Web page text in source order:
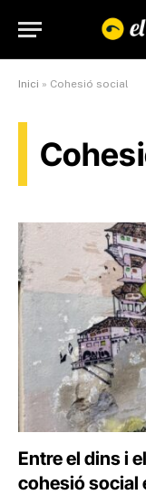
Inici » Cohesió social
Entre el dins i
cohesió social